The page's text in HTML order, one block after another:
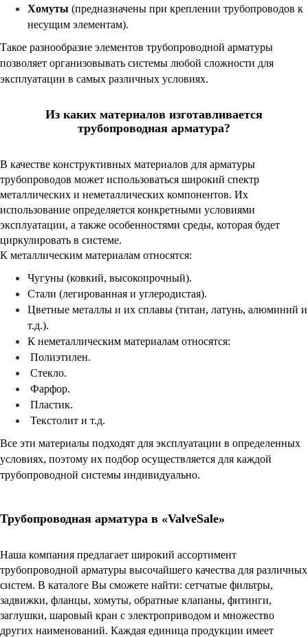
Хомуты (предназначены при креплении трубопроводов к
несущим элементам).
Такое разнообразие элементов трубопроводной арматуры
позволяет организовывать системы любой сложности для
эксплуатации в самых различных условиях.
Из каких материалов изготавливается
трубопроводная арматура?
В качестве конструктивных материалов для арматуры
трубопроводов может использоваться широкий спектр
металлических и неметаллических компонентов. Их
использование определяется конкретными условиями
эксплуатации, а также особенностями среды, которая будет
циркулировать в системе.
К металлическим материалам относятся:
Чугуны (ковкий, высокопрочный).
Стали (легированная и углеродистая).
Цветные металлы и их сплавы (титан, латунь, алюминий и
т.д.).
К неметаллическим материалам относятся:
Полиэтилен.
Стекло.
Фарфор.
Пластик.
Текстолит и т.д.
Все эти материалы подходят для эксплуатации в определенных
условиях, поэтому их подбор осуществляется для каждой
трубопроводной системы индивидуально.
Трубопроводная арматура в «ValveSale»
Наша компания предлагает широкий ассортимент
трубопроводной арматуры высочайшего качества для различных
систем. В каталоге Вы сможете найти: сетчатые фильтры,
задвижки, фланцы, хомуты, обратные клапаны, фитинги,
заглушки, шаровый кран с электроприводом и множество
других наименований. Каждая единица продукции имеет